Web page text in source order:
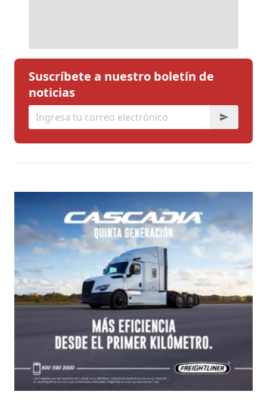
Suscríbete a nuestro boletín de
noticias